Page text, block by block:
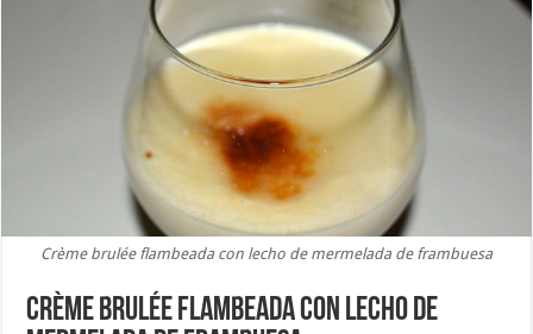
Crème brulée flambeada con lecho de mermelada de frambuesa
Crème brulée flambeada con lecho de